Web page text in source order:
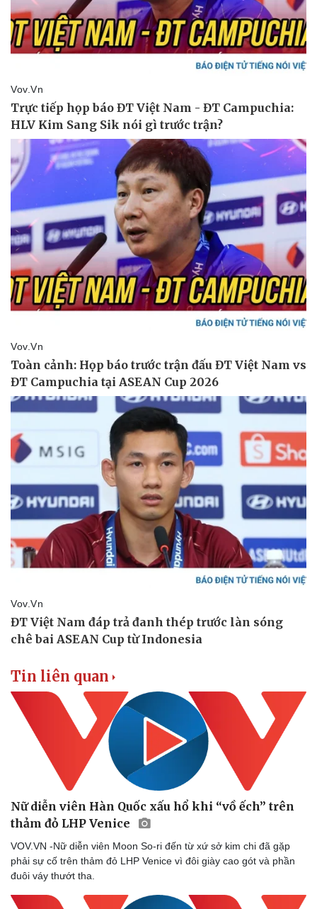
Thông tin doanh nghiệp
Doanh nghiệp 24h
Doanh nhân
Vì cộng đồng
Công nghệ
Trải nghiệm
Chuyển đổi số
Tin liên quan
Nữ diễn viên Hàn Quốc xấu hổ khi “vồ ếch” trên
thảm đỏ LHP Venice
VOV.VN -Nữ diễn viên Moon So-ri đến từ xứ sở kim chi đã gặp
phải sự cố trên thảm đỏ LHP Venice vì đôi giày cao gót và phần
đuôi váy thướt tha.